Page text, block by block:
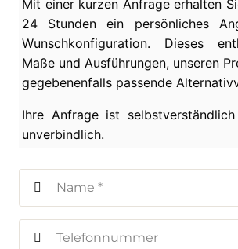
Mit einer kurzen Anfrage erhalten
24 Stunden ein persönliches
Wunschkonfiguration. Dieses
Maße und Ausführungen, unseren
gegebenenfalls passende
Ihre Anfrage ist
unverbindlich.